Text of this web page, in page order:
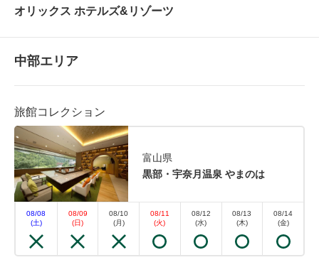
オリックス ホテルズ&リゾーツ
中部エリア
旅館コレクション
富山県
黒部・宇奈月温泉 やまのは
08/08
(土)
08/09
(日)
08/10
(月)
08/11
(火)
08/12
(水)
08/13
(木)
08/14
(金)